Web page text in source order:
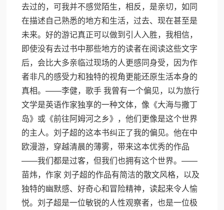
去过的，可我并不感觉陌生，相反，是亲切，如同
在描述自己熟悉的地方和生活，过去、现在甚至是
未来。好的游记真正可以做到引人入胜，我相信，
即使没有去过书中那些地方的读者在阅读这些文字
后，会比大多亲临过现场的人更感同身受，因为作
者非凡的感受力和独特的视角更能还原生活本身的
真相。——李健，歌手 我曾有一个偏见，以为旅行
文学是英语作家独享的一种文体，像《大海与撒丁
岛》或《前往阿姆河之乡》，他们更像是这个世界
的主人。刘子超的这本书纠正了我的偏见。他在中
欧漫游，穿越清晨的薄雾，带来这本优秀的作品
——我们都是过客，但我们也拥有这个世界。——
苗炜，作家 刘子超的作品有简洁的散文风格，以及
独特的幽默感、好奇心和冒险精神，读起来令人愉
悦。刘子超是一位敏锐的人性观察者，也是一位极